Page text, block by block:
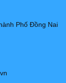
Phố Đồng Nai